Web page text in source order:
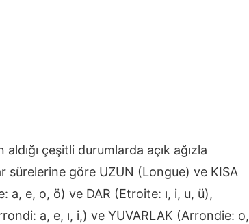
çeşitli durumlarda açık ağızla
sürelerine göre UZUN (Longue) ve KISA
a, e, o, ö) ve DAR (Etroite: ı, i, u, ü),
a, e, ı, i,) ve YUVARLAK (Arrondie: o,